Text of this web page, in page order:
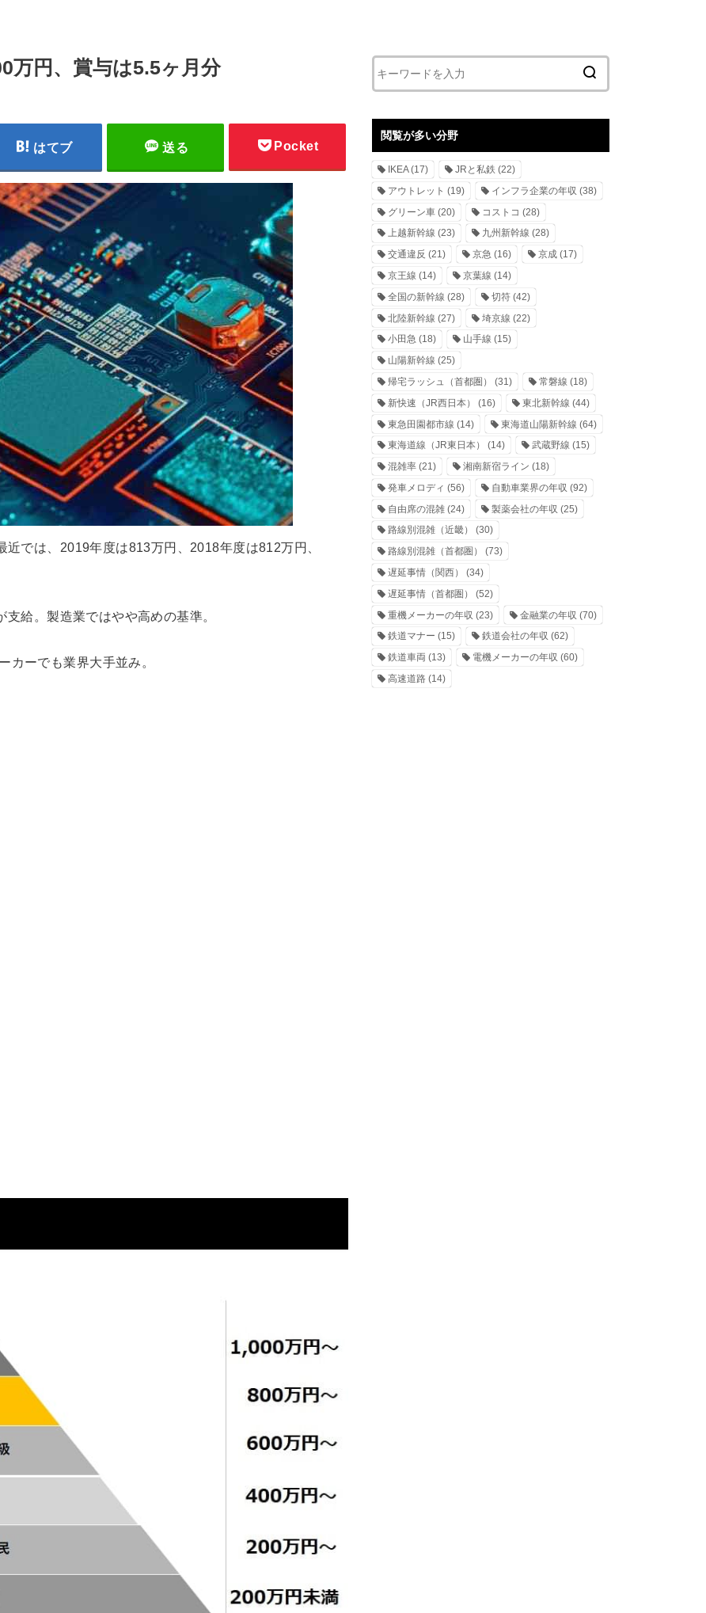
万円、賞与は5.5ヶ月分
はてブ 送る Pocket
では、2019年度は813万円、2018年度は812万円、
給。製造業ではやや高めの基準。
カーでも業界大手並み。
閲覧が多い分野
IKEA(17) JRと私鉄 (22)
アウトレット (19) インフラ企業の年収 (38)
グリーン車 (20) コストコ (28)
上越新幹線 (23) 九州新幹線 (28)
交通違反 (21) 京急 (16) 京成(17)
京王線 (14) 京葉線 (14)
全国の新幹線 (28) 切符(42)
北陸新幹線 (27) 埼京線 (22)
小田急 (18) 山手線 (15)
山陽新幹線 (25)
帰宅ラッシュ（首都圏）
(31) 常磐線 (18)
新快速（JR西日本）
(16) 東北新幹線 (44)
東急田園都市線 (14) 東海道山陽新幹線 (64)
東海道線（JR東日本）
(14) 武蔵野線 (15)
混雑率 (21) 湘南新宿ライン (18)
発車メロディ (56) 自動車業界の年収 (92)
自由席の混雑 (24) 製薬会社の年収 (25)
路線別混雑（近畿）
(30)
路線別混雑（首都圏）
(73)
遅延事情（関西）
(34)
遅延事情（首都圏）
(52)
重機メーカーの年収 (23) 金融業の年収 (70)
鉄道マナー (15) 鉄道会社の年収 (62)
鉄道車両 (13) 電機メーカーの年収 (60)
高速道路 (14)